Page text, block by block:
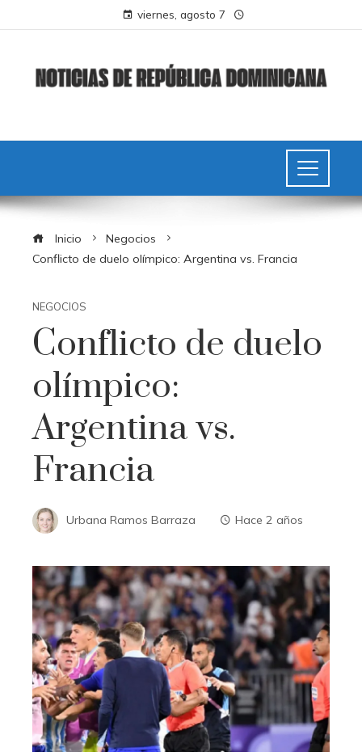
viernes, agosto 7
Inicio
Negocios
Conflicto de duelo olímpico: Argentina vs. Francia
NEGOCIOS
Conflicto de duelo
olímpico:
Argentina vs.
Francia
Urbana Ramos Barraza Hace 2 años